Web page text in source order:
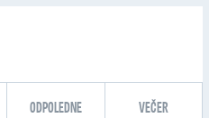
ODPOLEDNE VEČER